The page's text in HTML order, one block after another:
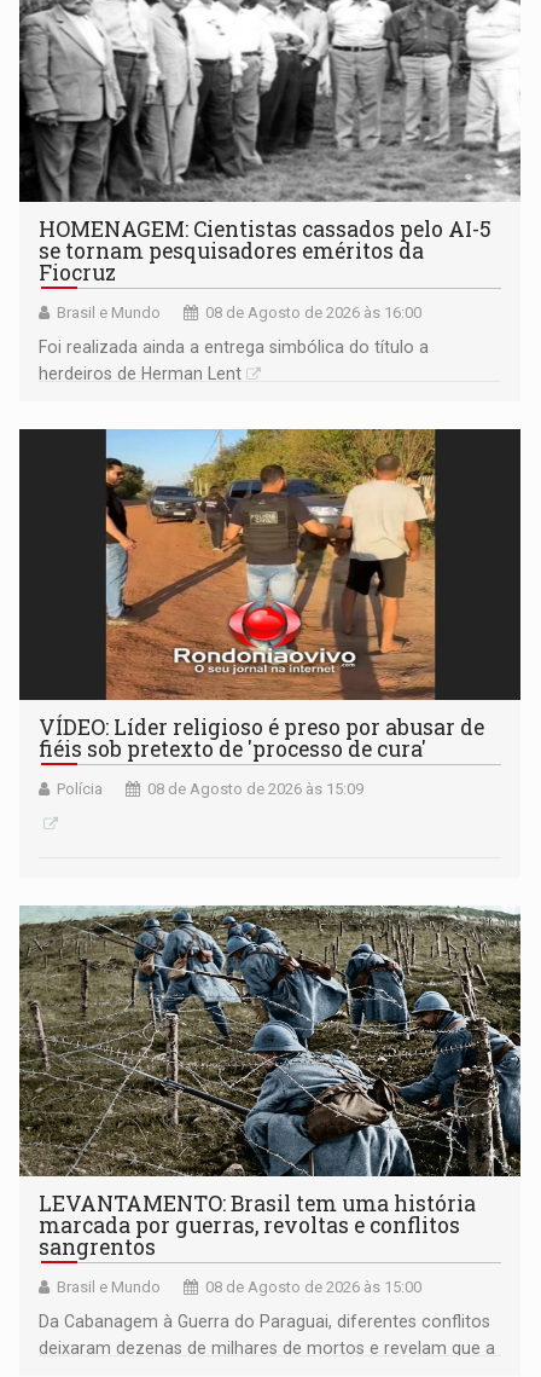
HOMENAGEM: Cientistas cassados pelo AI-5
se tornam pesquisadores eméritos da
Fiocruz
Brasil e Mundo 08 de Agosto de 2026 às 16:00
Foi realizada ainda a entrega simbólica do título a
herdeiros de Herman Lent
VÍDEO: Líder religioso é preso por abusar de
fiéis sob pretexto de 'processo de cura'
Polícia 08 de Agosto de 2026 às 15:09
LEVANTAMENTO: Brasil tem uma história
marcada por guerras, revoltas e conflitos
sangrentos
Brasil e Mundo 08 de Agosto de 2026 às 15:00
Da Cabanagem à Guerra do Paraguai, diferentes conflitos
deixaram dezenas de milhares de mortos e revelam que a